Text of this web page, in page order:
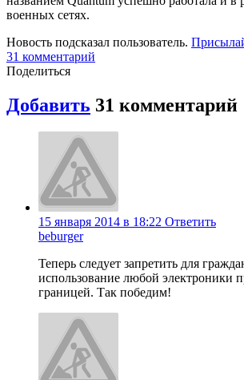
военных сетях.
Новость подсказал пользователь.
31 комментарий
Поделиться
Добавить 31 комментарий
15 января 2014 в 18:22 Ответить
beburger
Теперь следует запретить для
использование любой электроники
границей. Так победим!